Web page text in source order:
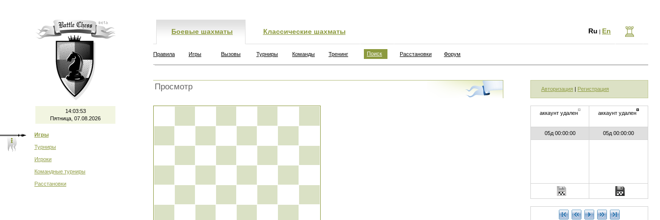
14:03:53
Пятница, 07.08.2026
Игры
Турниры
Игроки
Командные турниры
Расстановки
Боевые шахматы Классические шахматы Ru | En
Правила Игры Вызовы Турниры Команды Тренинг Поиск Расстановки Форум
Просмотр Авторизация | Регистрация
аккаунт удален аккаунт удален
05д 00:00:00 05д 00:00:00